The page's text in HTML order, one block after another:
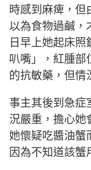
時感到麻痺，但
以為食物過鹹，
日早上她起床照
叭嘴」，紅腫部
的抗敏藥，但情
事主其後到急症
況嚴重，擔心她
她懷疑吃醬油蟹
因為不知道該蟹